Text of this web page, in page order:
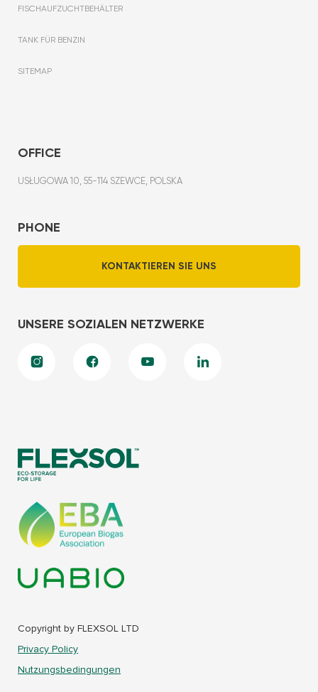
Copyright by FLEXSOL LTD
Privacy Policy
Nutzungsbedingungen
FISCHAUFZUCHTBEHÄLTER
TANK FÜR BENZIN
SITEMAP
OFFICE
USŁUGOWA 10, 55-114 SZEWCE, POLSKA
PHONE
KONTAKTIEREN SIE UNS
UNSERE SOZIALEN NETZWERKE